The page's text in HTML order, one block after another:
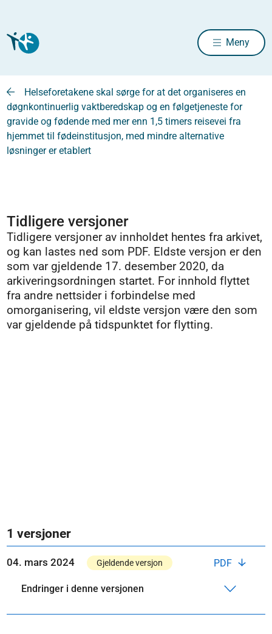
Meny
Helseforetakene skal sørge for at det organiseres en
døgnkontinuerlig vaktberedskap og en følgetjeneste for
gravide og fødende med mer enn 1,5 timers reisevei fra
hjemmet til fødeinstitusjon, med mindre alternative
løsninger er etablert
Tidligere versjoner
Tidligere versjoner av innholdet hentes fra arkivet,
og kan lastes ned som PDF. Eldste versjon er den
som var gjeldende 17. desember 2020, da
arkiveringsordningen startet. For innhold flyttet
fra andre nettsider i forbindelse med
omorganisering, vil eldste versjon være den som
var gjeldende på tidspunktet for flytting.
1 versjoner
PDF
04. mars 2024 Gjeldende versjon
Endringer i denne versjonen